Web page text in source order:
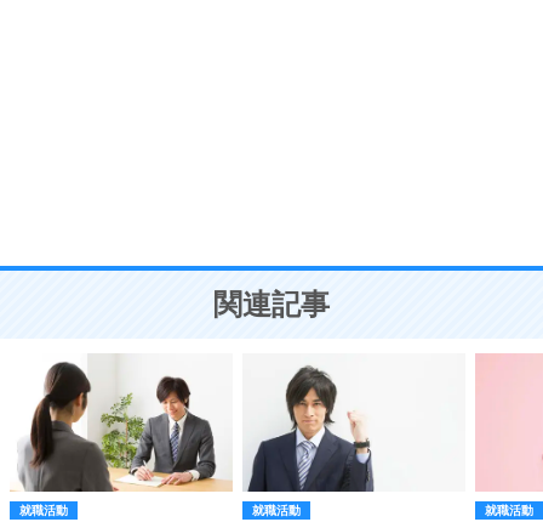
ことが大切。
関連記事
就職活動 就職活動 就職活動